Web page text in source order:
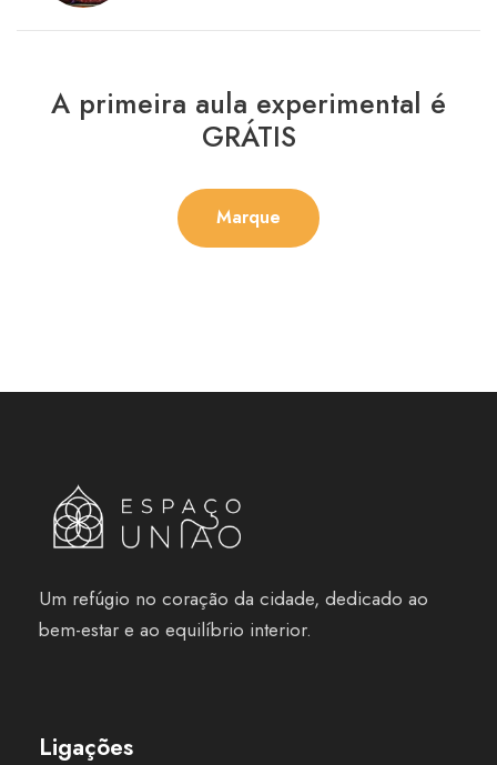
A primeira aula experimental é
GRÁTIS
Marque
Um refúgio no coração da cidade, dedicado ao
bem-estar e ao equilíbrio interior.
Ligações